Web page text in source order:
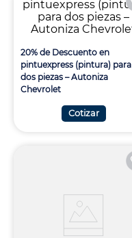
20% de Descuento en
pintuexpress (pintura) para
dos piezas – Autoniza
Chevrolet
Cotizar